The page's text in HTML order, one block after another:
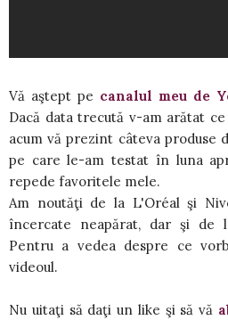
Vă aştept pe canalul meu de
Dacă data trecută v-am arătat
acum vă prezint câteva produse
pe care le-am testat în luna
repede favoritele mele.
Am noutăţi de la L'Oréal şi
încercate neapărat, dar şi de
Pentru a vedea despre ce
videoul.
Nu uitaţi să daţi un like şi să vă